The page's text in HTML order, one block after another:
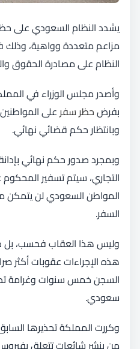
يشدد النظام السعودي على
مزاعم متعددة وواهية،
النظام على مصادرة الحقوق
وأصدر مجلس الوزراء في
بفرضحظر سفرعلى
وبانتظار حكم قضائي نهائي.
وبمجرد صدور حكم نهائي
التجاري، سيتم تسفير
المواطن السعودي لن يتمكن
السفر.
وليس هذا العقاب فحسب، بل
هذه الإجراءات عقوبات أكثر
سعودي.
وكررت المملكة تحذيرها
من ينشر شائعات تتعلق